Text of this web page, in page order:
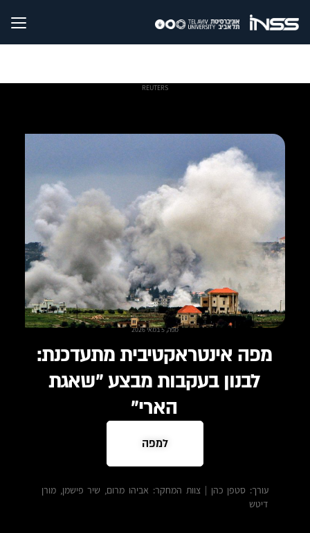
REUTERS
מפה, 5 במאי 2026
מפה אינטראקטיבית מתעדכנת:
לבנון בעקבות מבצע "שאגת
הארי"
למפה
עורך: סטפן כהן | צוות המחקר: אביהו מרום, שיר פישמן, מורן
דיטש